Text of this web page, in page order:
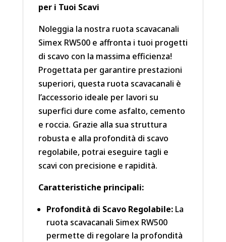
per i Tuoi Scavi
Noleggia la nostra ruota scavacanali
Simex RW500 e affronta i tuoi progetti
di scavo con la massima efficienza!
Progettata per garantire prestazioni
superiori, questa ruota scavacanali è
l’accessorio ideale per lavori su
superfici dure come asfalto, cemento
e roccia. Grazie alla sua struttura
robusta e alla profondità di scavo
regolabile, potrai eseguire tagli e
scavi con precisione e rapidità.
Caratteristiche principali:
Profondità di Scavo Regolabile:La
ruota scavacanali Simex RW500
permette di regolare la profondità